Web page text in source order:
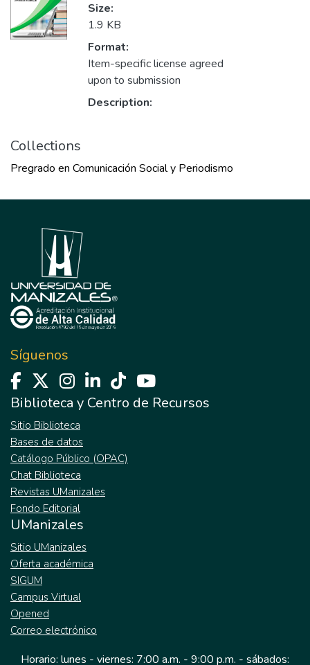
Size:
1.9 KB
Format:
Item-specific license agreed
upon to submission
Description:
Collections
Pregrado en Comunicación Social y Periodismo
Síguenos
Biblioteca y Centro de Recursos
Sitio Biblioteca
Bases de datos
Catálogo Público (OPAC)
Chat Biblioteca
Revistas UManizales
Fondo Editorial
UManizales
Sitio UManizales
Oferta académica
SIGUM
Campus Virtual
Opened
Correo electrónico
Horario: lunes - viernes: 7:00 a.m. - 9:00 p.m. - sábados: